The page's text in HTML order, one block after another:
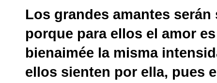
Los grandes amantes
porque para ellos el amor
bienaimée la misma
ellos sienten por ella, pues